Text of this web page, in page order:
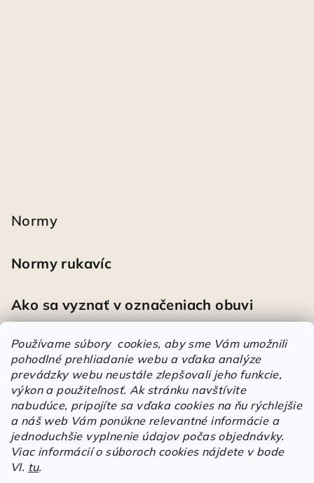
Používame súbory cookies, aby sme Vám umožnili
pohodlné prehliadanie webu a vďaka analýze
prevádzky webu neustále zlepšovali jeho funkcie,
výkon a použiteľnosť. Ak stránku navštívite
nabudúce, pripojíte sa vďaka cookies na ňu rýchlejšie
a náš web Vám ponúkne relevantné informácie a
jednoduchšie vyplnenie údajov počas objednávky.
Viac informácií o súboroch cookies nájdete v bode
VI. tu.
Normy
Normy rukavíc
Ako sa vyznať v označeniach obuvi
Heureka
Športové pracovné poltopánky PRESTIGE CLASSIC biele
Hodnotenie produktu je 5 z 5 hviezdičiek.
| Mária
Á